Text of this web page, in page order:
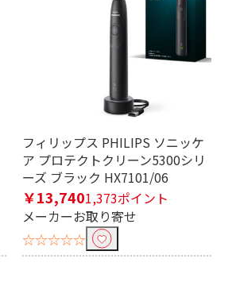
フィリップス PHILIPS ソニッケ
ア プロテクトクリーン5300シリ
ーズ ブラック HX7101/06
￥13,7401,373ポイント
メーカーお取り寄せ
☆☆☆☆☆